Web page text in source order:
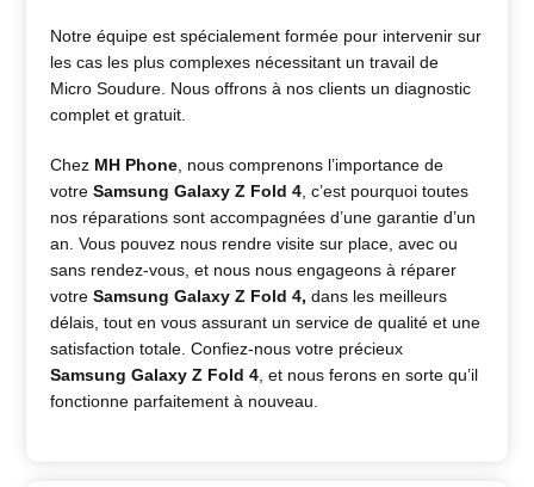
Notre équipe est spécialement formée pour intervenir sur
les cas les plus complexes nécessitant un travail de
Micro Soudure. Nous offrons à nos clients un diagnostic
complet et gratuit.
Chez MH Phone , nous comprenons l’importance de
votreSamsung Galaxy Z Fold 4 , c’est pourquoi toutes
nos réparations sont accompagnées d’une garantie d’un
an. Vous pouvez nous rendre visite sur place, avec ou
sans rendez-vous, et nous nous engageons à réparer
votreSamsung Galaxy Z Fold 4,dans les meilleurs
délais, tout en vous assurant un service de qualité et une
satisfaction totale. Confiez-nous votre précieux
Samsung Galaxy Z Fold 4 , et nous ferons en sorte qu’il
fonctionne parfaitement à nouveau.